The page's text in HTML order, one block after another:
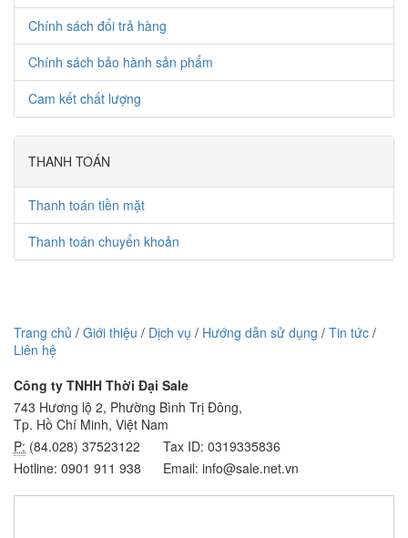
Chính sách đổi trả hàng
Chính sách bảo hành sản phẩm
Cam kết chất lượng
THANH TOÁN
Thanh toán tiền mặt
Thanh toán chuyển khoản
Trang chủ / Giới thiệu / Dịch vụ / Hướng dẫn sử dụng / Tin tức /
Liên hệ
Công ty TNHH Thời Đại Sale
743 Hương lộ 2, Phường Bình Trị Đông,
Tp. Hồ Chí Minh, Việt Nam
P: (84.028) 37523122
Tax ID: 0319335836
Hotline: 0901 911 938
Email: info@sale.net.vn